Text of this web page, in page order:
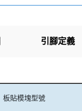
引腳定義
板貼模塊型號